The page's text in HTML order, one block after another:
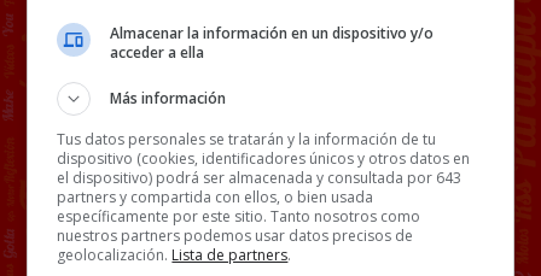
Almacenar la información en un dispositivo y/o
acceder a ella
Más información
Tus datos personales se tratarán y la información de tu
dispositivo (cookies, identificadores únicos y otros datos en
el dispositivo) podrá ser almacenada y consultada por 643
partners y compartida con ellos, o bien usada
específicamente por este sitio. Tanto nosotros como
nuestros partners podemos usar datos precisos de
geolocalización. Lista de partners.